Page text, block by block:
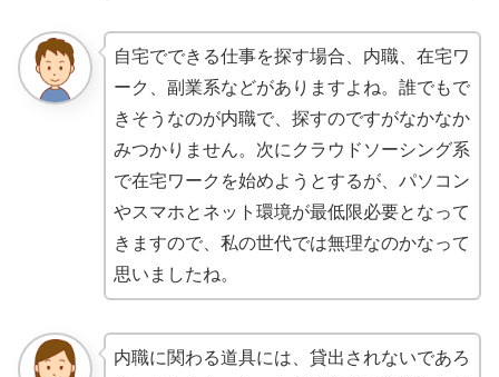
自宅でできる仕事を探す場合、内職、在宅ワ
ーク、副業系などがありますよね。誰でもで
きそうなのが内職で、探すのですがなかなか
みつかりません。次にクラウドソーシング系
で在宅ワークを始めようとするが、パソコン
やスマホとネット環境が最低限必要となって
きますので、私の世代では無理なのかなって
思いましたね。
内職に関わる道具には、貸出されないであろ